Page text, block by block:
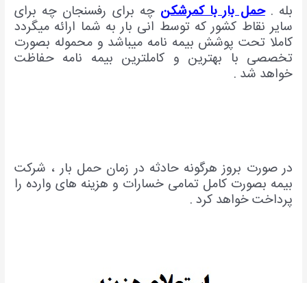
بله .حمل بار با کمرشکن چه برای رفسنجان چه برای
سایر نقاط کشور که توسط انی بار به شما ارائه میگردد
کاملا تحت پوشش بیمه نامه میباشد و محموله بصورت
تخصصی با بهترین و کاملترین بیمه نامه حفاظت
خواهد شد .
در صورت بروز هرگونه حادثه در زمان حمل بار ، شرکت
بیمه بصورت کامل تمامی خسارات و هزینه های وارده را
پرداخت خواهد کرد .